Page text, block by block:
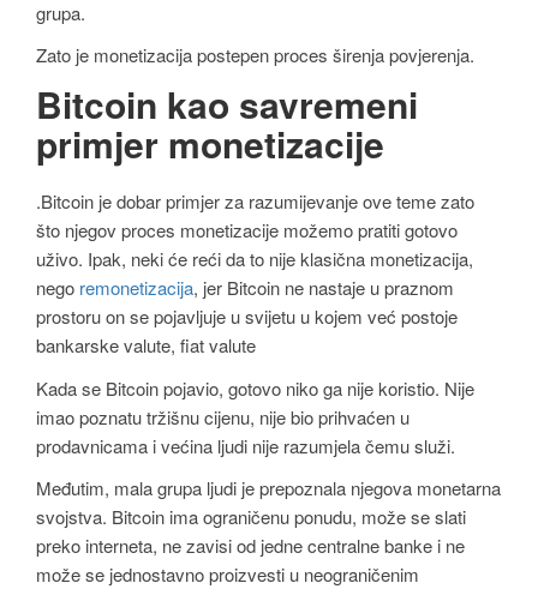
grupa.
Zato je monetizacija postepen proces širenja povjerenja.
Bitcoin kao savremeni
primjer monetizacije
.Bitcoin je dobar primjer za razumijevanje ove teme zato
što njegov proces monetizacije možemo pratiti gotovo
uživo. Ipak, neki će reći da to nije klasična monetizacija,
nego remonetizacija, jer Bitcoin ne nastaje u praznom
prostoru on se pojavljuje u svijetu u kojem već postoje
bankarske valute, fiat valute
Kada se Bitcoin pojavio, gotovo niko ga nije koristio. Nije
imao poznatu tržišnu cijenu, nije bio prihvaćen u
prodavnicama i većina ljudi nije razumjela čemu služi.
Međutim, mala grupa ljudi je prepoznala njegova monetarna
svojstva. Bitcoin ima ograničenu ponudu, može se slati
preko interneta, ne zavisi od jedne centralne banke i ne
može se jednostavno proizvesti u neograničenim